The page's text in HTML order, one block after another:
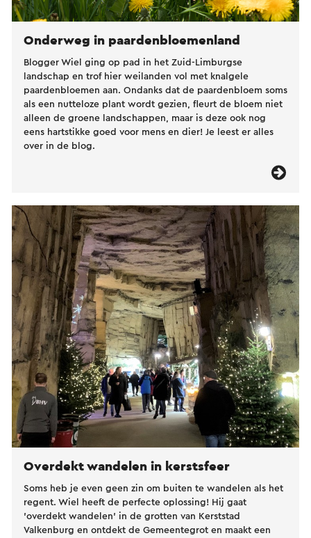
Onderweg in paardenbloemenland
Blogger Wiel ging op pad in het Zuid-Limburgse
landschap en trof hier weilanden vol met knalgele
paardenbloemen aan. Ondanks dat de paardenbloem soms
als een nutteloze plant wordt gezien, fleurt de bloem niet
alleen de groene landschappen, maar is deze ook nog
eens hartstikke goed voor mens en dier! Je leest er alles
over in de blog.
Overdekt wandelen in kerstsfeer
Soms heb je even geen zin om buiten te wandelen als het
regent. Wiel heeft de perfecte oplossing! Hij gaat
'overdekt wandelen' in de grotten van Kerststad
Valkenburg en ontdekt de Gemeentegrot en maakt een